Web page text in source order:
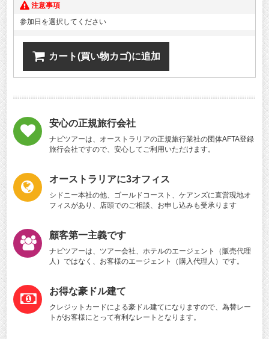
注意事項
参加日を選択してください
カート(買い物カゴ)に追加
安心の正規旅行会社
ナビツアーは、オーストラリアの正規旅行業社の団体AFTA登録
旅行会社ですので、安心してご利用いただけます。
オーストラリアに3オフィス
シドニー本社の他、ゴールドコースト、ケアンズに直営現地オ
フィスがあり、店頭でのご相談、お申し込みも受承ります
顧客第一主義です
ナビツアーは、ツアー会社、ホテルのエージェント（販売代理
人）ではなく、お客様のエージェント（購入代理人）です。
お得な豪ドル建て
クレジットカードによる豪ドル建てになりますので、為替レー
トがお客様にとって有利なレートとなります。